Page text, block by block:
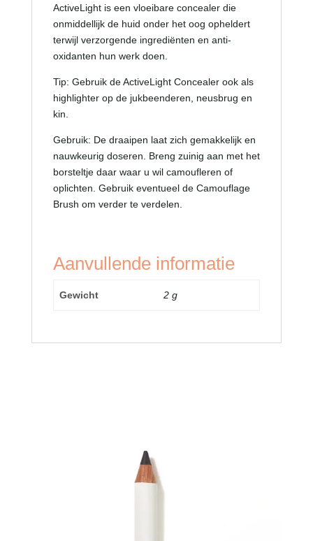
ActiveLight is een vloeibare concealer die
onmiddellijk de huid onder het oog opheldert
terwijl verzorgende ingrediënten en anti-
oxidanten hun werk doen.
Tip: Gebruik de ActiveLight Concealer ook als
highlighter op de jukbeenderen, neusbrug en
kin.
Gebruik: De draaipen laat zich gemakkelijk en
nauwkeurig doseren. Breng zuinig aan met het
borsteltje daar waar u wil camoufleren of
oplichten. Gebruik eventueel de Camouflage
Brush om verder te verdelen.
Aanvullende informatie
Gewicht 2 g